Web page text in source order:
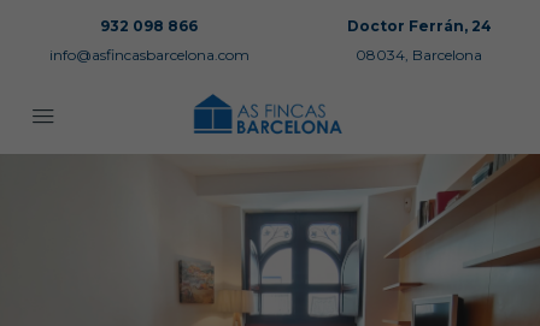
932 098 866
info@asfincasbarcelona.com
Doctor Ferrán, 24
08034, Barcelona